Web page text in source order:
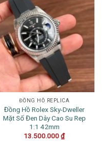
ĐỒNG HỒ REPLICA
Đồng Hồ Rolex Sky-Dweller
Mặt Số Đen Dây Cao Su Rep
1:1 42mm
13.500.000₫